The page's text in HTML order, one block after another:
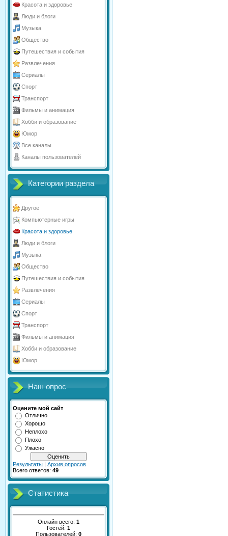
Красота и здоровье
Люди и блоги
Музыка
Общество
Путешествия и события
Развлечения
Сериалы
Спорт
Транспорт
Фильмы и анимация
Хобби и образование
Юмор
Все каналы
Каналы пользователей
Категории раздела
Другое
Компьютерные игры
Красота и здоровье
Люди и блоги
Музыка
Общество
Путешествия и события
Развлечения
Сериалы
Спорт
Транспорт
Фильмы и анимация
Хобби и образование
Юмор
Наш опрос
Оцените мой сайт
Отлично
Хорошо
Неплохо
Плохо
Ужасно
Результаты | Архив опросов
Всего ответов: 49
Статистика
Онлайн всего: 1
Гостей: 1
Пользователей: 0